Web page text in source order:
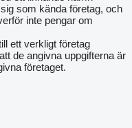
58
6,4
........1.3
1450
less than hp .... 80
........................1
som kända företag, och
inte pengar om
ett verkligt företag
de angivna uppgifterna är
företaget.